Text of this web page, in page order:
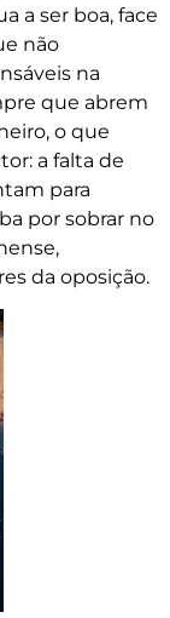
a ser boa, face
não
na
que abrem
o que
a falta de
para
por sobrar no
da oposição.